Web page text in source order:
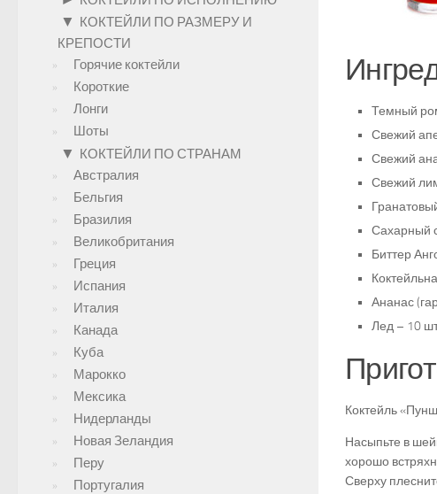
Темный
Свежий
Свежий
Свежий
Сахарный
Биттер
Ананас
Лед – 10
Коктейль
Насыпьте в
хорошо
Сверху
▼ КОКТЕЙЛИ ПО РАЗМЕРУ И
КРЕПОСТИ
Горячие коктейли
Короткие
Лонги
Шоты
▼ КОКТЕЙЛИ ПО СТРАНАМ
Австралия
Бельгия
Бразилия
Великобритания
Греция
Испания
Италия
Канада
Куба
Марокко
Мексика
Нидерланды
Новая Зеландия
Перу
Португалия